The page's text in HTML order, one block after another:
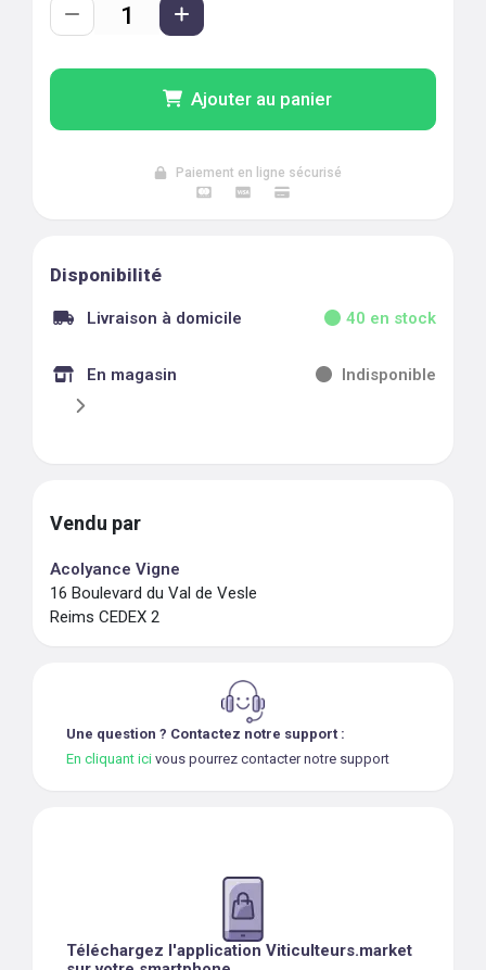
Ajouter au panier
Paiement en ligne sécurisé
Disponibilité
Livraison à domicile 40 en stock
En magasin Indisponible
Vendu par
Acolyance Vigne
16 Boulevard du Val de Vesle
Reims CEDEX 2
Une question ? Contactez notre support :
En cliquant ici vous pourrez contacter notre support
Téléchargez l'application Viticulteurs.market